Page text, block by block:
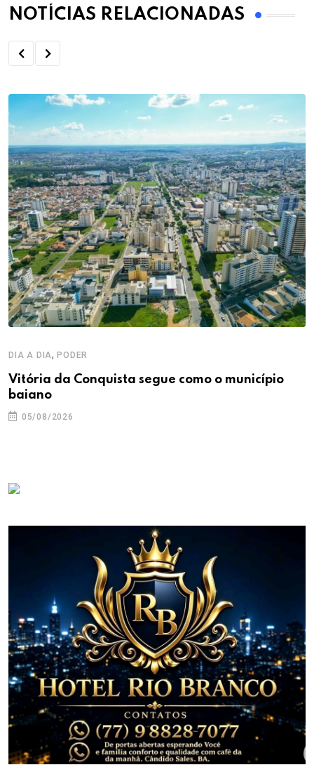
NOTÍCIAS RELACIONADAS
DIA A DIA,PODER
Vitória da Conquista segue como o município
baiano
05/08/2026